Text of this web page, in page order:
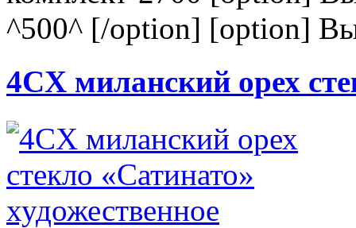
^500^ [/option] [option]
4CХ миланский орех